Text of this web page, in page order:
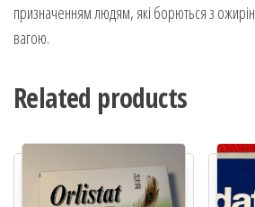
призначенням людям, які борються з
вагою.
Related products